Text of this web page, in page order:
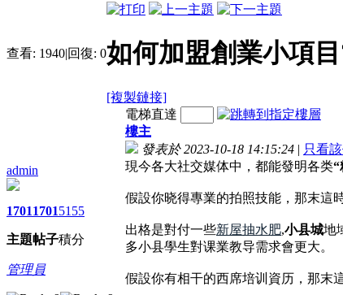
查看: 1940|回復: 0如何加盟創業小項
[複製鏈接]
admin
1701
主題
1701
帖子
5155
積分
管理員
電梯直達
樓主
發表於 2023-10-18 14:15:24 | 只看
現今各大社交媒体中，都能發明各类“
假設你晓得專業的拍照技能，那末這
出格是對付一些新屋抽水肥,小县城地
多小县學生對课業教导需求會更大。
假設你有相干的西席培训資历，那末